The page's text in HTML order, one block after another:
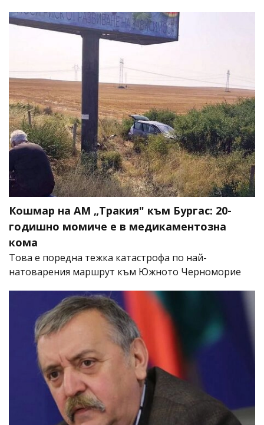
Кошмар на АМ „Тракия" към Бургас: 20-
годишно момиче е в медикаментозна
кома
Това е поредна тежка катастрофа по най-
натоварения маршрут към Южното Черноморие